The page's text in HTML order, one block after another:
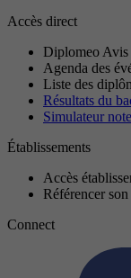
Accès direct
Diplomeo Avis
Agenda des
Liste des
Résultats du
Simulateur
Établissements
Accès
Référencer
Connect